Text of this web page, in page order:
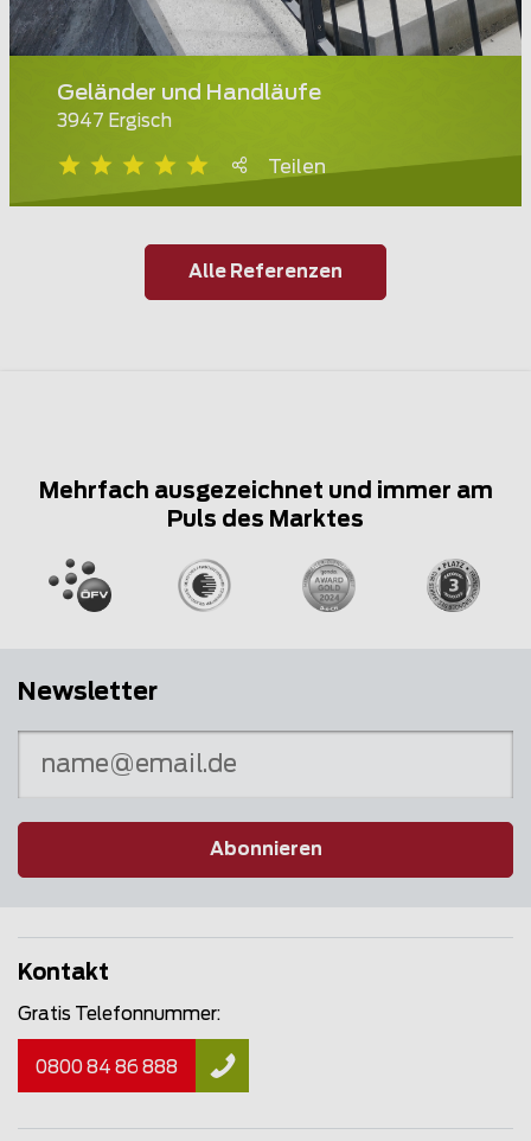
Geländer und Handläufe
3947 Ergisch
Teilen
Alle Referenzen
Mehrfach ausgezeichnet und immer am
Puls des Marktes
Newsletter
Abonnieren
Kontakt
Gratis Telefonnummer:
0800 84 86 888